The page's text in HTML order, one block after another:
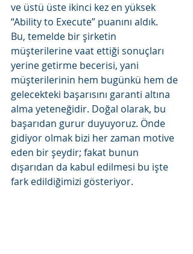
ve üstü üste ikinci kez en yüksek
“Ability to Execute” puanını aldık.
Bu, temelde bir şirketin
müşterilerine vaat ettiği sonuçları
yerine getirme becerisi, yani
müşterilerinin hem bugünkü hem de
gelecekteki başarısını garanti altına
alma yeteneğidir. Doğal olarak, bu
başarıdan gurur duyuyoruz. Önde
gidiyor olmak bizi her zaman motive
eden bir şeydir; fakat bunun
dışarıdan da kabul edilmesi bu işte
fark edildiğimizi gösteriyor.